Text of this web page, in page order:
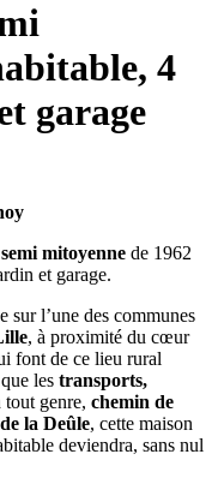
4
garage
semi mitoyenne de 1962
et garage.
sur l’une des communes
, à proximité du cœur
font de ce lieu rural
les transports,
tout genre, chemin de
la Deûle, cette maison
deviendra, sans nul